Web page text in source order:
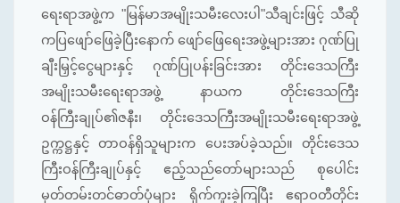
ရေးရာအဖွဲ့က "မြန်မာအမျိုးသမီးလေးပါ"သီချင်းဖြင့် သီဆို
ကပြဖျော်ဖြေခဲ့ပြီးနောက် ဖျော်ဖြေရေးအဖွဲ့များအား ဂုဏ်ပြု
ချီးမြှင့်ငွေများနှင့် ဂုဏ်ပြုပန်းခြင်းအား တိုင်းဒေသကြီး
အမျိုးသမီးရေးရာအဖွဲ့ နာယက တိုင်းဒေသကြီး
ဝန်ကြီးချုပ်၏ဇနီး၊ တိုင်းဒေသကြီးအမျိုးသမီးရေးရာအဖွဲ့
ဥက္ကဋ္ဌနှင့် တာဝန်ရှိသူများက ပေးအပ်ခဲ့သည်။ တိုင်းဒေသ
ကြီးဝန်ကြီးချုပ်နှင့် ဧည့်သည်တော်များသည် စုပေါင်း
မှတ်တမ်းတင်ဓာတ်ပုံများ ရိုက်ကူးခဲ့ကြပြီး ဧရာဝတီတိုင်း